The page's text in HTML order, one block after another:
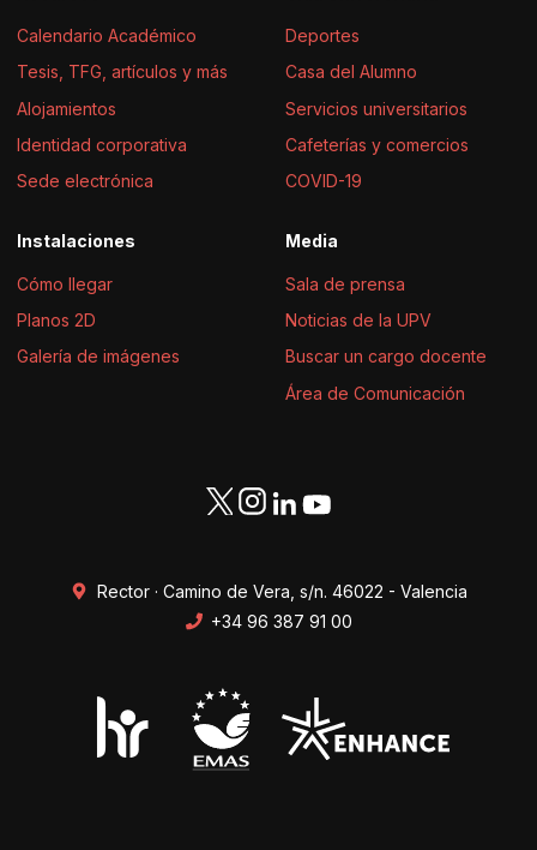
Calendario Académico
Tesis, TFG, artículos y más
Alojamientos
Identidad corporativa
Sede electrónica
Deportes
Casa del Alumno
Servicios universitarios
Cafeterías y comercios
COVID-19
Instalaciones
Cómo llegar
Planos 2D
Galería de imágenes
Media
Sala de prensa
Noticias de la UPV
Buscar un cargo docente
Área de Comunicación
Rector · Camino de Vera, s/n. 46022 - Valencia
+34 96 387 91 00